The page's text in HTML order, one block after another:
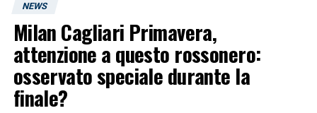
NEWS
Milan Cagliari Primavera,
attenzione a questo rossonero:
osservato speciale durante la
finale?